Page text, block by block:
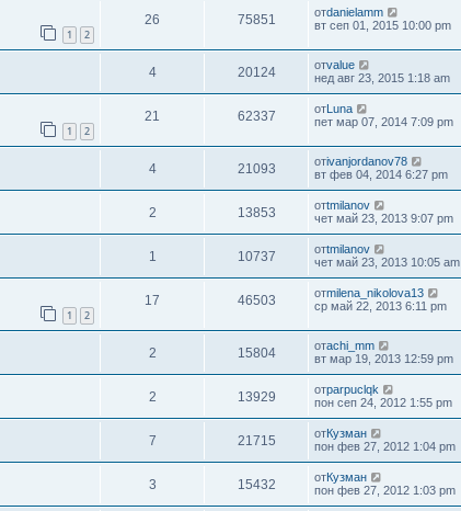
1 2
26 75851 отdanielamm
вт сеп 01, 2015 10:00 pm
4 20124 отvalue
нед авг 23, 2015 1:18 am
1 2
21 62337 отLuna
пет мар 07, 2014 7:09 pm
4 21093 отivanjordanov78
вт фев 04, 2014 6:27 pm
2 13853 отtmilanov
чет май 23, 2013 9:07 pm
1 10737 отtmilanov
чет май 23, 2013 10:05 am
1 2
17 46503 отmilena_nikolova13
ср май 22, 2013 6:11 pm
2 15804 отachi_mm
вт мар 19, 2013 12:59 pm
2 13929 отparpuclqk
пон сеп 24, 2012 1:55 pm
7 21715 отКузман
пон фев 27, 2012 1:04 pm
3 15432 отКузман
пон фев 27, 2012 1:03 pm